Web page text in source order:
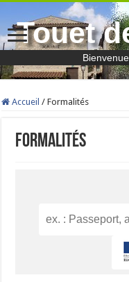
Touet
Accueil / Formalités
Formalités